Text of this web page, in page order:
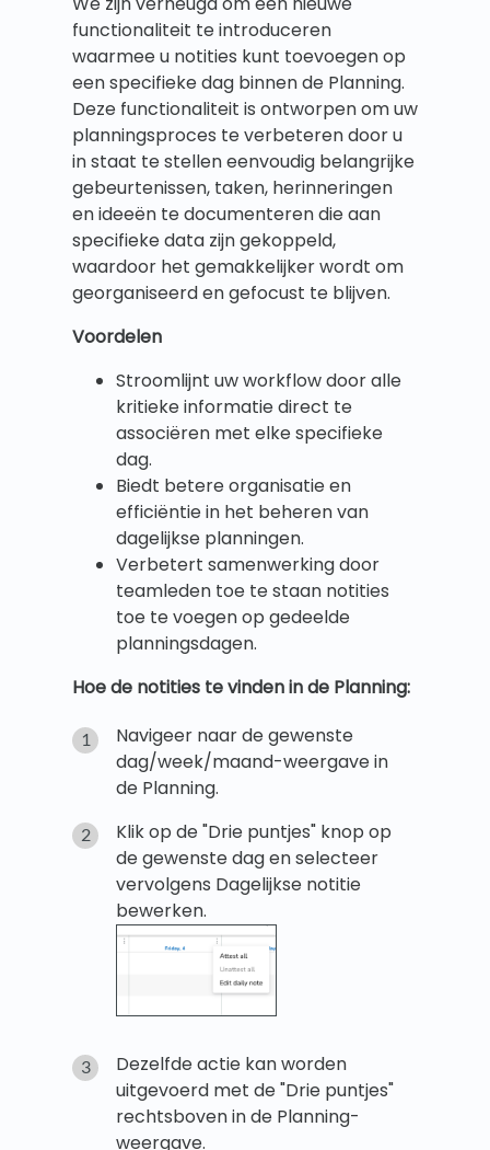
functionaliteit te introduceren
waarmee u notities kunt toevoegen op
een specifieke dag binnen de Planning.
Deze functionaliteit is ontworpen om uw
planningsproces te verbeteren door u
in staat te stellen eenvoudig belangrijke
gebeurtenissen, taken, herinneringen
en ideeën te documenteren die aan
specifieke data zijn gekoppeld,
waardoor het gemakkelijker wordt om
georganiseerd en gefocust te blijven.
Voordelen
Stroomlijnt uw workflow door alle
kritieke informatie direct te
associëren met elke specifieke
dag.
Biedt betere organisatie en
efficiëntie in het beheren van
dagelijkse planningen.
Verbetert samenwerking door
teamleden toe te staan notities
toe te voegen op gedeelde
planningsdagen.
Hoe de notities te vinden in de Planning:
Navigeer naar de gewenste
dag/week/maand-weergave in
de Planning.
Klik op de "Drie puntjes" knop op
de gewenste dag en selecteer
vervolgens Dagelijkse notitie
bewerken.
Dezelfde actie kan worden
uitgevoerd met de "Drie puntjes"
rechtsboven in de Planning-
weergave.